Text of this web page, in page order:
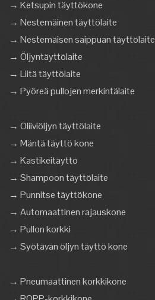
→ Ketsupin täyttökone
→ Nestemäinen täyttölaite
→ Nestemäisen saippuan täyttölaite
→ Öljyntäyttölaite
→ Liitä täyttölaite
→ Pyöreä pullojen merkintälaite
→ Oliiviöljyn täyttölaite
→ Mäntä täyttö kone
→ Kastikeitäyttö
→ Shampoon täyttölaite
→ Punnitse täyttökone
→ Automaattinen rajauskone
→ Pullon korkki
→ Syötävän öljyn täyttö kone
→ Pneumaattinen korkkikone